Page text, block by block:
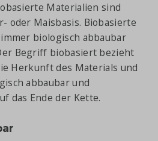
Materialien sind
oder Maisbasis. Biobasierte
biologisch abbaubar
Begriff biobasiert bezieht
Herkunft des Materials und
abbaubar und
das Ende der Kette.